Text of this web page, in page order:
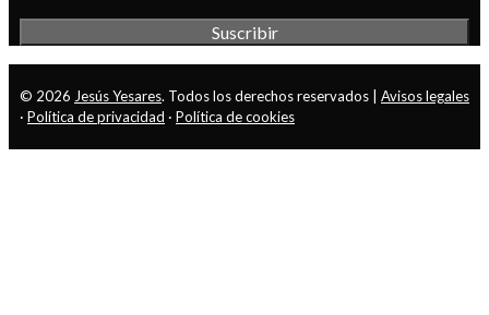
© 2026 Jesús Yesares. Todos los derechos reservados | Avisos legales
· Política de privacidad · Política de cookies